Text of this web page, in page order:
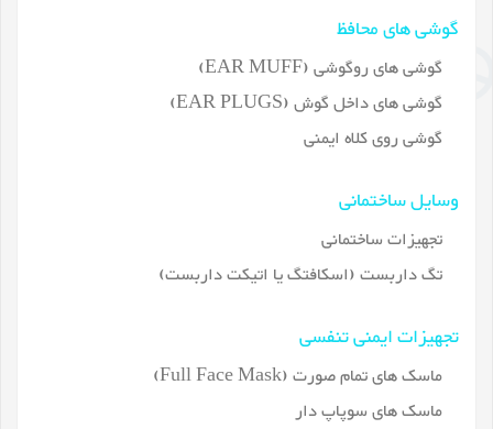
گوشی های محافظ
گوشی های روگوشی (EAR MUFF)
گوشی های داخل گوش (EAR PLUGS)
گوشی روی کلاه ایمنی
وسایل ساختمانی
تجهیزات ساختمانی
تگ داربست (اسکافتگ یا اتیکت داربست)
تجهیزات ایمنی تنفسی
ماسک های تمام صورت (Full Face Mask)
ماسک های سوپاپ دار